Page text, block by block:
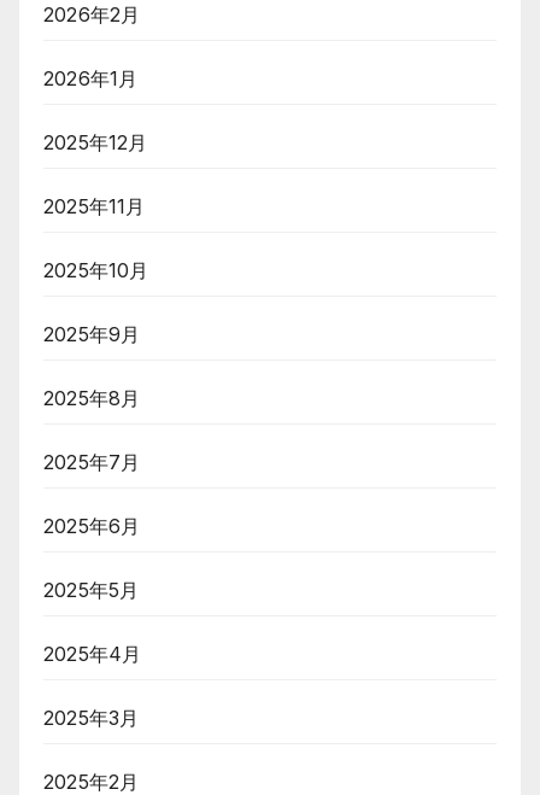
2026年2月
2026年1月
2025年12月
2025年11月
2025年10月
2025年9月
2025年8月
2025年7月
2025年6月
2025年5月
2025年4月
2025年3月
2025年2月